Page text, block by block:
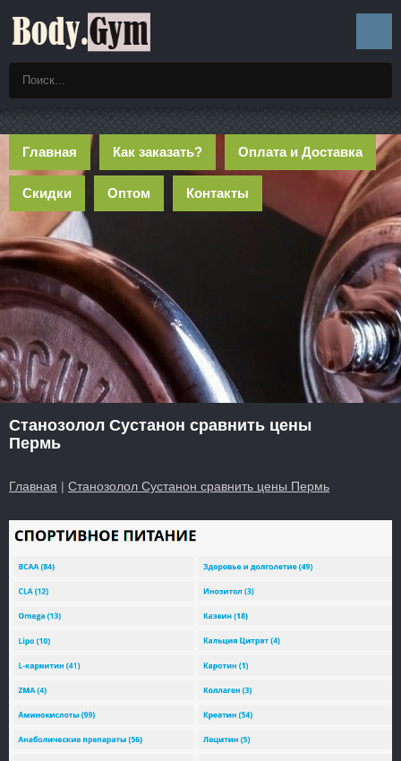
Главная Как заказать? Оплата и Доставка
Скидки Оптом Контакты
Станозолол Сустанон сравнить цены
Пермь
Главная | Станозолол Сустанон сравнить цены Пермь